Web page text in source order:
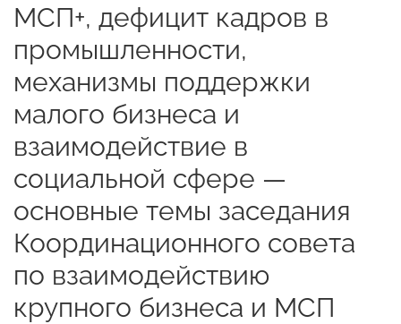
МСП+, дефицит кадров в
промышленности,
механизмы поддержки
малого бизнеса и
взаимодействие в
социальной сфере —
основные темы заседания
Координационного совета
по взаимодействию
крупного бизнеса и МСП